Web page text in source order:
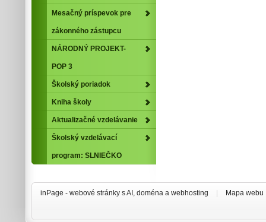
Mesačný príspevok pre
zákonného zástupcu
NÁRODNÝ PROJEKT-
POP 3
Školský poriadok
Kniha školy
Aktualizačné vzdelávanie
Školský vzdelávací
program: SLNIEČKO
inPage - webové stránky s AI, doména a webhosting Mapa webu